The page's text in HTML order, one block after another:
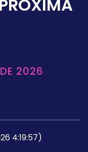
2026
4:19:57)